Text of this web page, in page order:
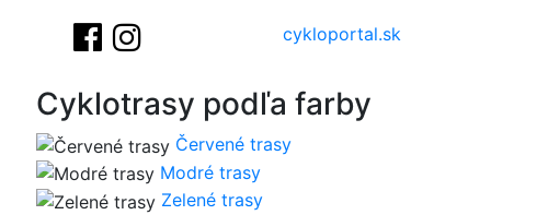
cykloportal.sk
Cyklotrasy podľa farby
Červené trasy
Modré trasy
Zelené trasy